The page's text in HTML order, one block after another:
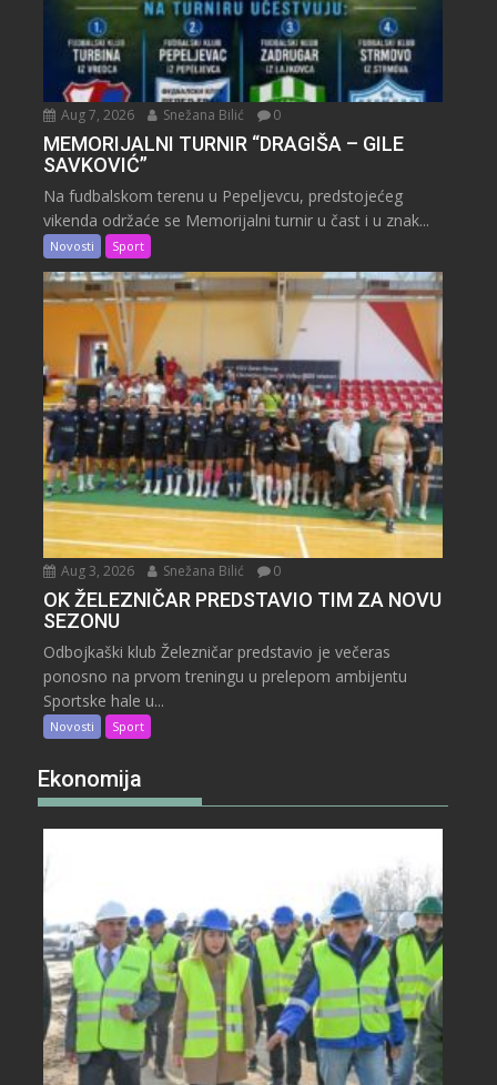
Aug 7, 2026 Snežana Bilić 0
MEMORIJALNI TURNIR “DRAGIŠA – GILE
SAVKOVIĆ”
Na fudbalskom terenu u Pepeljevcu, predstojećeg
vikenda održaće se Memorijalni turnir u čast i u znak...
Novosti Sport
Aug 3, 2026 Snežana Bilić 0
OK ŽELEZNIČAR PREDSTAVIO TIM ZA NOVU
SEZONU
Odbojkaški klub Železničar predstavio je večeras
ponosno na prvom treningu u prelepom ambijentu
Sportske hale u...
Novosti Sport
Ekonomija